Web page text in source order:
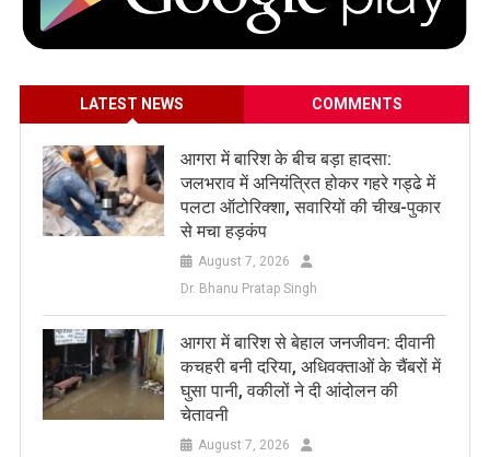
LATEST NEWS COMMENTS
आगरा में बारिश के बीच बड़ा हादसा:
जलभराव में अनियंत्रित होकर गहरे गड्ढे में
पलटा ऑटोरिक्शा, सवारियों की चीख-पुकार
से मचा हड़कंप
August 7, 2026
Dr. Bhanu Pratap Singh
आगरा में बारिश से बेहाल जनजीवन: दीवानी
कचहरी बनी दरिया, अधिवक्ताओं के चैंबरों में
घुसा पानी, वकीलों ने दी आंदोलन की
चेतावनी
August 7, 2026